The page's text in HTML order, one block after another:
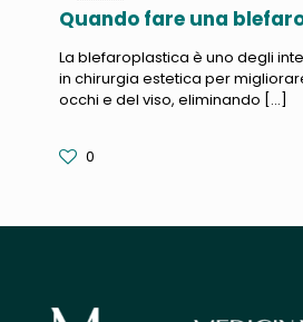
Quando fare una
La blefaroplastica è uno degli
in chirurgia estetica per
occhi e del viso, eliminando […]
0